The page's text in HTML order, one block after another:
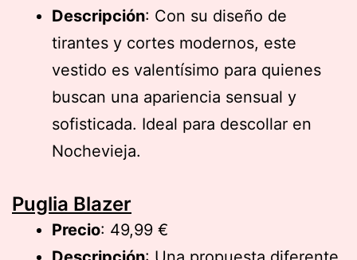
Descripción: Con su diseño de
tirantes y cortes modernos, este
vestido es valentísimo para quienes
buscan una apariencia sensual y
sofisticada. Ideal para descollar en
Nochevieja.
Puglia Blazer
Precio: 49,99 €